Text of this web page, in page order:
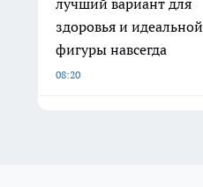
лучший вариант для
здоровья и идеальной
фигуры навсегда
08:20